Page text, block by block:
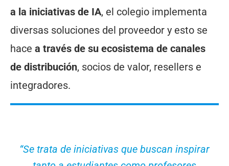
a la iniciativas de IA, el colegio implementa
diversas soluciones del proveedor y esto se
hace a través de su ecosistema de canales
de distribución, socios de valor, resellers e
integradores.
“Se trata de iniciativas que buscan inspirar